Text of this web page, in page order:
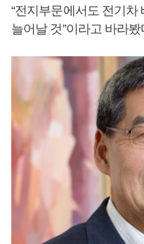
“전지부문에서도 전기
늘어날 것”이라고 바라봤